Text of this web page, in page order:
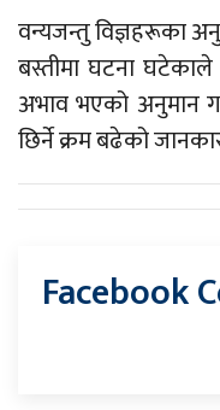
वन्यजन्तु विज्ञहरूका
बस्तीमा घटना घटेकाले
अभाव भएको अनुमान
छिर्ने क्रम बढेको
Facebook